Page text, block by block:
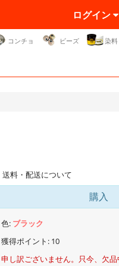
ログイン
コンチョ ビーズ 染
送料・配送について
購入
色: ブラック
獲得ポイント: 10
申し訳ございません。只今、欠品